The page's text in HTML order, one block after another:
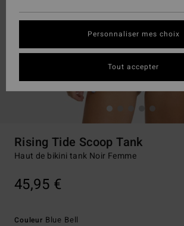
Rising Tide Scoop Tank
Haut de bikini tank Noir Femme
45,95 €
Couleur Blue Bell
Personnaliser mes choix
Tout accepter